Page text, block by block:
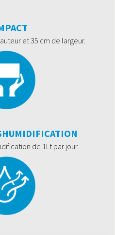
et 35 cm de largeur.
de 1Lt par jour.